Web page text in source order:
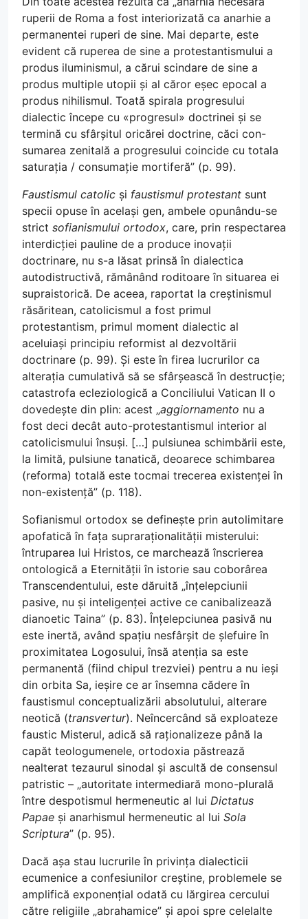
ruperii de Roma a fost interiorizată ca anarhie a
permanentei ruperi de sine. Mai departe, este
evident că ruperea de sine a protestantismului a
produs iluminismul, a cărui scindare de sine a
produs multiple utopii și al căror eșec epocal a
produs nihilismul. Toată spirala progresului
dialectic începe cu «progresul» doctrinei și se
termină cu sfârșitul oricărei doctrine, căci con-
sumarea zenitală a progresului coincide cu totala
saturația / consumație mortiferă” (p. 99).
Faustismul catolic și faustismul protestant sunt
specii opuse în același gen, ambele opunându-se
strict sofianismului ortodox, care, prin respectarea
interdicției pauline de a produce inovații
doctrinare, nu s-a lăsat prinsă în dialectica
autodistructivă, rămânând roditoare în situarea ei
supraistorică. De aceea, raportat la creștinismul
răsăritean, catolicismul a fost primul
protestantism, primul moment dialectic al
aceluiași principiu reformist al dezvoltării
doctrinare (p. 99). Și este în firea lucrurilor ca
alterația cumulativă să se sfârșească în destrucție;
catastrofa ecleziologică a Conciliului Vatican II o
dovedește din plin: acest „aggiornamento nu a
fost deci decât auto-protestantismul interior al
catolicismului însuși. […] pulsiunea schimbării este,
la limită, pulsiune tanatică, deoarece schimbarea
(reforma) totală este tocmai trecerea existenței în
non-existență” (p. 118).
Sofianismul ortodox se definește prin autolimitare
apofatică în fața supraraționalității misterului:
întruparea lui Hristos, ce marchează înscrierea
ontologică a Eternității în istorie sau coborârea
Transcendentului, este dăruită „înțelepciunii
pasive, nu și inteligenței active ce canibalizează
dianoetic Taina” (p. 83). Înțelepciunea pasivă nu
este inertă, având spațiu nesfârșit de șlefuire în
proximitatea Logosului, însă atenția sa este
permanentă (fiind chipul trezviei) pentru a nu ieși
din orbita Sa, ieșire ce ar însemna cădere în
faustismul conceptualizării absolutului, alterare
neotică (transvertur). Neîncercând să exploateze
faustic Misterul, adică să raționalizeze până la
capăt teologumenele, ortodoxia păstrează
nealterat tezaurul sinodal și ascultă de consensul
patristic – „autoritate intermediară mono-plurală
între despotismul hermeneutic al lui Dictatus
Papae și anarhismul hermeneutic al lui Sola
Scriptura” (p. 95).
Dacă așa stau lucrurile în privința dialecticii
ecumenice a confesiunilor creștine, problemele se
amplifică exponențial odată cu lărgirea cercului
către religiile „abrahamice” și apoi spre celelalte